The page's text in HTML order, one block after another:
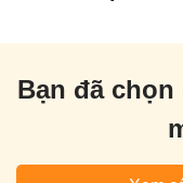
Bạn đã